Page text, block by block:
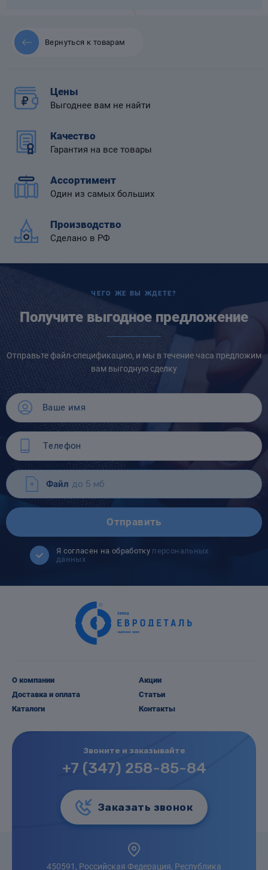
Вернуться к товарам
Цены
Выгоднее вам не найти
Качество
Гарантия на все товары
Ассортимент
Один из самых больших
Производство
Сделано в РФ
ЧЕГО ЖЕ ВЫ ЖДЕТЕ?
Получите выгодное предложение
Отправьте файл-спецификацию, и мы в течение часа предложим
вам выгодную сделку
Файл до 5 мб
Отправить
Я согласен на обработку персональных
данных
О компании
Доставка и оплата
Каталоги
Акции
Статьи
Контакты
Звоните и заказывайте
+7 (347) 258-85-84
Заказать звонок
450591, Российская Федерация, Республика